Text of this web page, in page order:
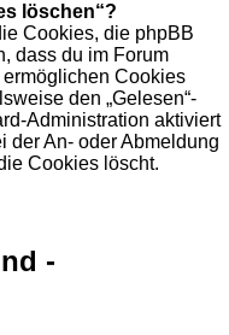
löschen“?
Cookies, die phpBB
dass du im Forum
Cookies
den „Gelesen“-
Administration aktiviert
der An- oder Abmeldung
Cookies löscht.
-